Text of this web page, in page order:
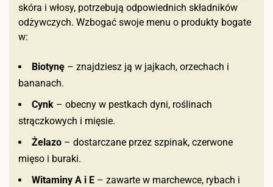
skóra i włosy, potrzebują odpowiednich składników
odżywczych. Wzbogać swoje menu o produkty bogate
w:
Biotynę – znajdziesz ją w jajkach, orzechach i
bananach.
Cynk – obecny w pestkach dyni, roślinach
strączkowych i mięsie.
Żelazo – dostarczane przez szpinak, czerwone
mięso i buraki.
Witaminy A i E – zawarte w marchewce, rybach i